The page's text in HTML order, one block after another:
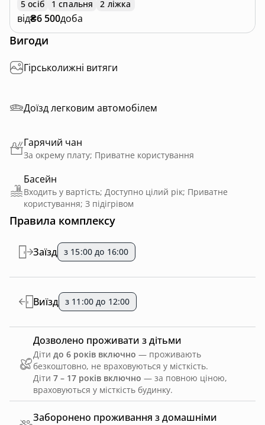
5 осіб 1 спальня 2 ліжка
від₴6 500доба
Вигоди
Гірськолижні витяги
Доїзд легковим автомобілем
Гарячий чан
За окрему плату; Приватне користування
Басейн
Входить у вартість; Доступно цілий рік; Приватне
користування; З підігрівом
Правила комплексу
Заборонено проживання з домашніми
Заїзд з 15:00 до 16:00
Виїзд з 11:00 до 12:00
Дозволено проживати з дітьми
Діти до 6 років включно — проживають
безкоштовно, не враховуються у місткість.
Діти 7 – 17 років включно — за повною ціною,
враховуються у місткість будинку.